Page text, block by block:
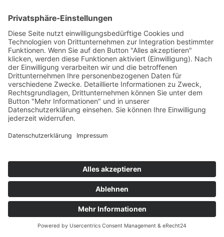
Google Ads
Der Websitebetreiber verwendet Google Ads. Google Ads ist ein
Online-Werbeprogramm der Google Ireland Limited („Google“),
Gordon House, Barrow Street, Dublin 4, Irland.
Google Ads ermöglicht es uns Werbeanzeigen in der Google-
Suchmaschine oder auf Drittwebseiten auszuspielen, wenn der
Nutzer bestimmte Suchbegriffe bei Google eingibt (Keyword-
Targeting). Ferner können zielgerichtete Werbeanzeigen anhand der
bei Google vorhandenen Nutzerdaten (z. B. Standortdaten und
Interessen) ausgespielt werden (Zielgruppen-Targeting). Wir als
Websitebetreiber können diese Daten quantitativ auswerten, indem
wir beispielsweise analysieren, welche Suchbegriffe zur
Die Nutzung dieses Dienstes erfolgt auf Grundlage Ihrer
Einwilligung nach Art. 6 Abs. 1 lit. a DSGVO und § 25 Abs. 1
TDDDG. Die Einwilligung ist jederzeit widerrufbar.
Die Datenübertragung in die USA wird auf die
Standardvertragsklauseln der EU-Kommission gestützt. Details
finden Sie hier:https://policies.google.com/privacy/frameworks